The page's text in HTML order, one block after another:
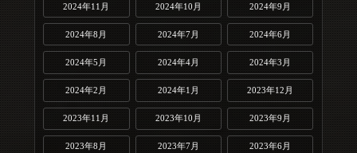
2024年11月 2024年10月 2024年9月
2024年8月 2024年7月 2024年6月
2024年5月 2024年4月 2024年3月
2024年2月 2024年1月 2023年12月
2023年11月 2023年10月 2023年9月
2023年8月 2023年7月 2023年6月